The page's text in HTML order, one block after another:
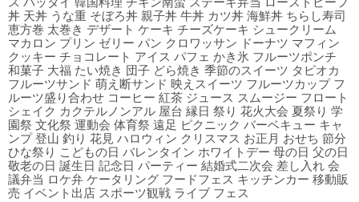
丼 天丼 うな重 そぼろ丼 親子丼 牛丼 カツ丼 海鮮丼 ちらし寿司
恵方巻 太巻き デザート ケーキ チーズケーキ シュークリーム
マカロン プリン ゼリー パン クロワッサン ドーナツ マフィン
クッキー チョコレート アイス パフェ かき氷 フルーツポンチ
和菓子 大福 たい焼き 団子 どら焼き 季節のスイーツ タピオカ
フルーツサンド 萌え断サンド 映えスイーツ フルーツカップ フ
ルーツ盛り合わせ コーヒー 紅茶 ジュース スムージー フロート
シェイク カクテルノンアル 屋台 縁日 祭り 花火大会 夏祭り 学
園祭 文化祭 運動会 体育祭 遠足 ピクニック バーベキュー キャ
ンプ 登山 釣り 花見 ハロウィン クリスマス お正月 おせち 節分
ひな祭り こどもの日 バレンタイン ホワイトデー 母の日 父の日
敬老の日 誕生日 記念日 パーティー 結婚式二次会 差し入れ 会
議弁当 ロケ弁 ケータリング フードフェス キッチンカー 移動販
売 イベント出店 スポーツ観戦 ライブ フェス